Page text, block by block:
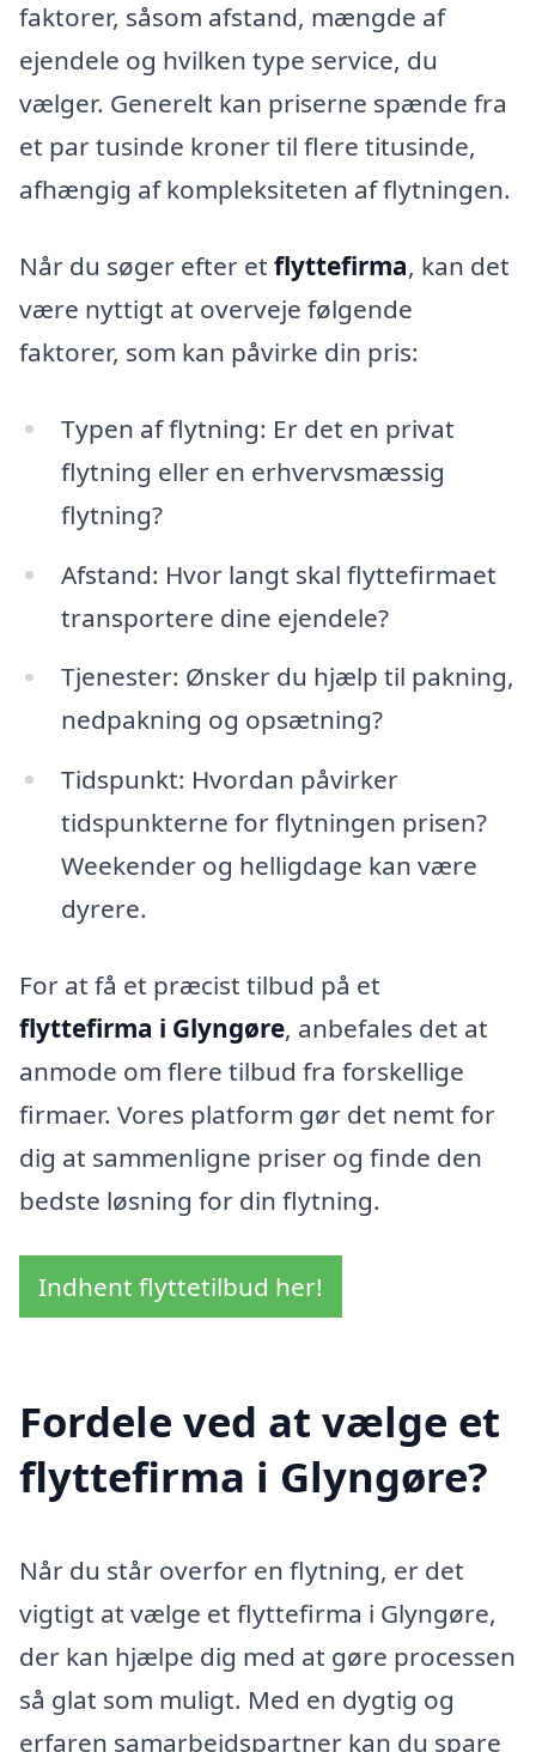
faktorer, såsom afstand, mængde af
ejendele og hvilken type service, du
vælger. Generelt kan priserne spænde fra
et par tusinde kroner til flere titusinde,
afhængig af kompleksiteten af flytningen.
Når du søger efter et flyttefirma, kan det
være nyttigt at overveje følgende
faktorer, som kan påvirke din pris:
Typen af flytning: Er det en privat
flytning eller en erhvervsmæssig
flytning?
Afstand: Hvor langt skal flyttefirmaet
transportere dine ejendele?
Tjenester: Ønsker du hjælp til pakning,
nedpakning og opsætning?
Tidspunkt: Hvordan påvirker
tidspunkterne for flytningen prisen?
Weekender og helligdage kan være
dyrere.
For at få et præcist tilbud på et
flyttefirma i Glyngøre, anbefales det at
anmode om flere tilbud fra forskellige
firmaer. Vores platform gør det nemt for
dig at sammenligne priser og finde den
bedste løsning for din flytning.
Indhent flyttetilbud her!
Fordele ved at vælge et
flyttefirma i Glyngøre?
Når du står overfor en flytning, er det
vigtigt at vælge et flyttefirma i Glyngøre,
der kan hjælpe dig med at gøre processen
så glat som muligt. Med en dygtig og
erfaren samarbejdspartner kan du spare